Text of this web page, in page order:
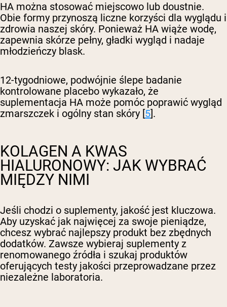
HA można stosować miejscowo lub doustnie.
Obie formy przynoszą liczne korzyści dla wyglądu i
zdrowia naszej skóry. Ponieważ HA wiąże wodę,
zapewnia skórze pełny, gładki wygląd i nadaje
młodzieńczy blask.
12-tygodniowe, podwójnie ślepe badanie
kontrolowane placebo wykazało, że
suplementacja HA może pomóc poprawić wygląd
zmarszczek i ogólny stan skóry [5].
KOLAGEN A KWAS
HIALURONOWY: JAK WYBRAĆ
MIĘDZY NIMI
Jeśli chodzi o suplementy, jakość jest kluczowa.
Aby uzyskać jak najwięcej za swoje pieniądze,
chcesz wybrać najlepszy produkt bez zbędnych
dodatków. Zawsze wybieraj suplementy z
renomowanego źródła i szukaj produktów
oferujących testy jakości przeprowadzane przez
niezależne laboratoria.